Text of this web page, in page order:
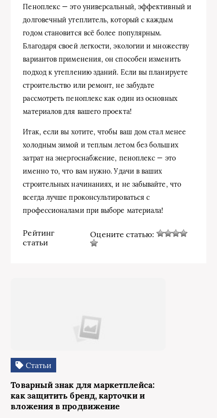
Пеноплекс — это универсальный, эффективный и
долговечный утеплитель, который с каждым
годом становится всё более популярным.
Благодаря своей легкости, экологии и множеству
вариантов применения, он способен изменить
подход к утеплению зданий. Если вы планируете
строительство или ремонт, не забудьте
рассмотреть пеноплекс как один из основных
материалов для вашего проекта!
Итак, если вы хотите, чтобы ваш дом стал менее
холодным зимой и теплым летом без больших
затрат на энергоснабжение, пеноплекс — это
именно то, что вам нужно. Удачи в ваших
строительных начинаниях, и не забывайте, что
всегда лучше проконсультироваться с
профессионалами при выборе материала!
Рейтинг
статьи
Оцените статью:
Статьи
Товарный знак для маркетплейса:
как защитить бренд, карточки и
вложения в продвижение